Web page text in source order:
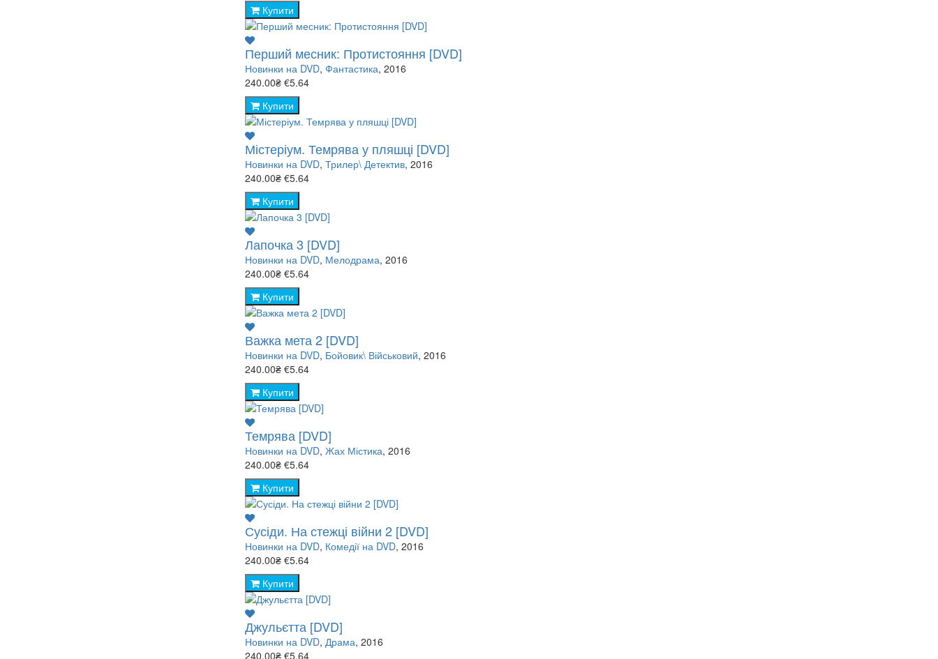
Купити
Перший месник: Протистояння [DVD]
Новинки на DVD, Фантастика, 2016
240.00₴ €5.64
Купити
Містеріум. Темрява у пляшці [DVD]
Новинки на DVD, Трилер\ Детектив, 2016
240.00₴ €5.64
Купити
Лапочка 3 [DVD]
Новинки на DVD, Мелодрама, 2016
240.00₴ €5.64
Купити
Важка мета 2 [DVD]
Новинки на DVD, Бойовик\ Військовий, 2016
240.00₴ €5.64
Купити
Темрява [DVD]
Новинки на DVD, Жах Містика, 2016
240.00₴ €5.64
Купити
Сусіди. На стежці війни 2 [DVD]
Новинки на DVD, Комедії на DVD, 2016
240.00₴ €5.64
Купити
Джульєтта [DVD]
Новинки на DVD, Драма, 2016
240.00₴ €5.64